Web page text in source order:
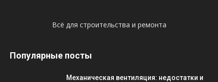
Всё для строительства и ремонта
Популярные посты
Механическая вентиляция: недостатки и